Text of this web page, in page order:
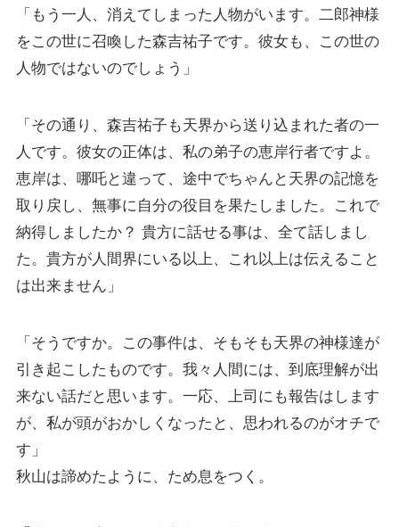
「もう一人、消えてしまった人物がいます。二郎神様
をこの世に召喚した森吉祐子です。彼女も、この世の
人物ではないのでしょう」
「その通り、森吉祐子も天界から送り込まれた者の一
人です。彼女の正体は、私の弟子の恵岸行者ですよ。
恵岸は、哪吒と違って、途中でちゃんと天界の記憶を
取り戻し、無事に自分の役目を果たしました。これで
納得しましたか？ 貴方に話せる事は、全て話しまし
た。貴方が人間界にいる以上、これ以上は伝えること
は出来ません」
「そうですか。この事件は、そもそも天界の神様達が
引き起こしたものです。我々人間には、到底理解が出
来ない話だと思います。一応、上司にも報告はします
が、私が頭がおかしくなったと、思われるのがオチで
す」
秋山は諦めたように、ため息をつく。